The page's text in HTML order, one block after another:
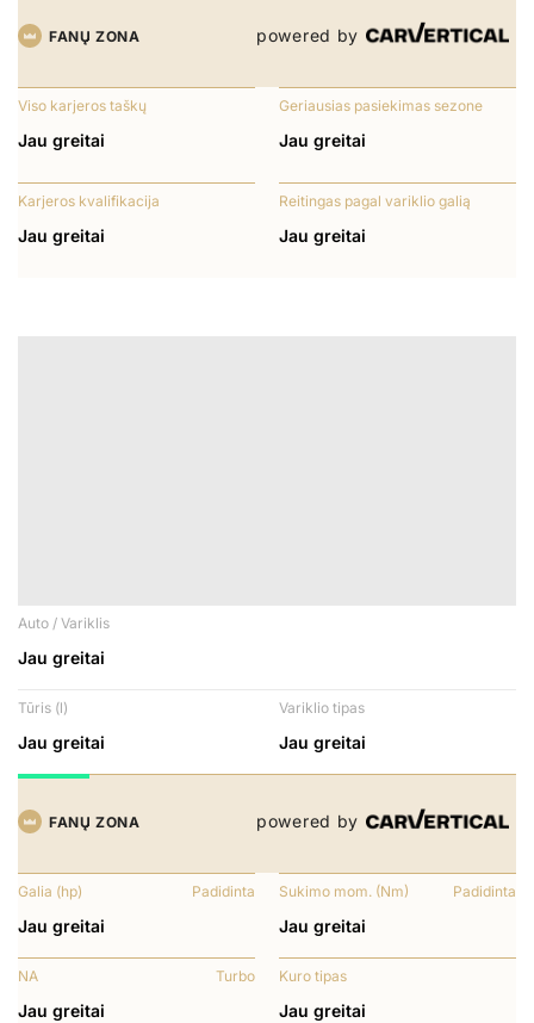
FANŲ ZONA powered by
Viso karjeros taškų
Jau greitai
Geriausias pasiekimas sezone
Jau greitai
Karjeros kvalifikacija
Jau greitai
Reitingas pagal variklio galią
Jau greitai
Auto / Variklis
Jau greitai
Tūris (l)
Jau greitai
Variklio tipas
Jau greitai
FANŲ ZONA powered by
Galia (hp) Padidinta
Jau greitai
Sukimo mom. (Nm) Padidinta
Jau greitai
NA Turbo
Jau greitai
Kuro tipas
Jau greitai